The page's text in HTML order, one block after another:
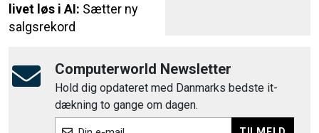
livet løs i AI: Sætter ny
salgsrekord
Computerworld Newsletter
Hold dig opdateret med Danmarks bedste it-
dækning to gange om dagen.